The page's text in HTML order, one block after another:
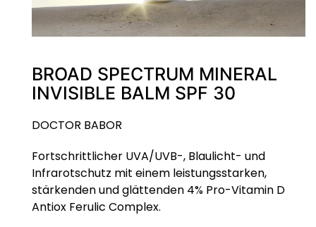
BROAD SPECTRUM MINERAL
INVISIBLE BALM SPF 30
DOCTOR BABOR
Fortschrittlicher UVA/UVB-, Blaulicht- und
Infrarotschutz mit einem leistungsstarken,
stärkenden und glättenden 4% Pro-Vitamin D
Antiox Ferulic Complex.